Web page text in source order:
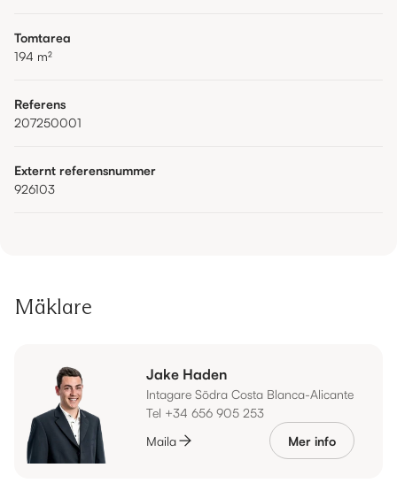
Tomtarea
194 m²
Referens
207250001
Externt referensnummer
926103
Mäklare
Jake Haden
Intagare Södra Costa Blanca-Alicante
Tel +34 656 905 253
Maila
Mer info